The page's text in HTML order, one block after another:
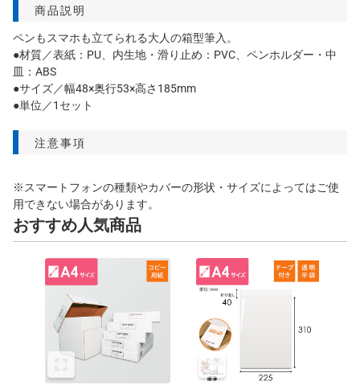
商品説明
ペンもスマホも立てられる大人の箱型筆入。
●材質／表紙：PU、内生地・滑り止め：PVC、ペンホルダー・中
皿：ABS
●サイズ／幅48×奥行53×高さ185mm
●単位／1セット
注意事項
※スマートフォンの種類やカバーの形状・サイズによってはご使
用できない場合があります。
おすすめ人気商品